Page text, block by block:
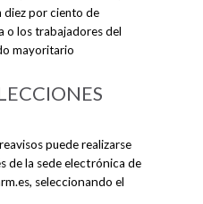
diez por ciento de
o los trabajadores del
mayoritario
puede realizarse
de la sede electrónica de
seleccionando el